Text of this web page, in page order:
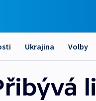
Ukrajina Volby